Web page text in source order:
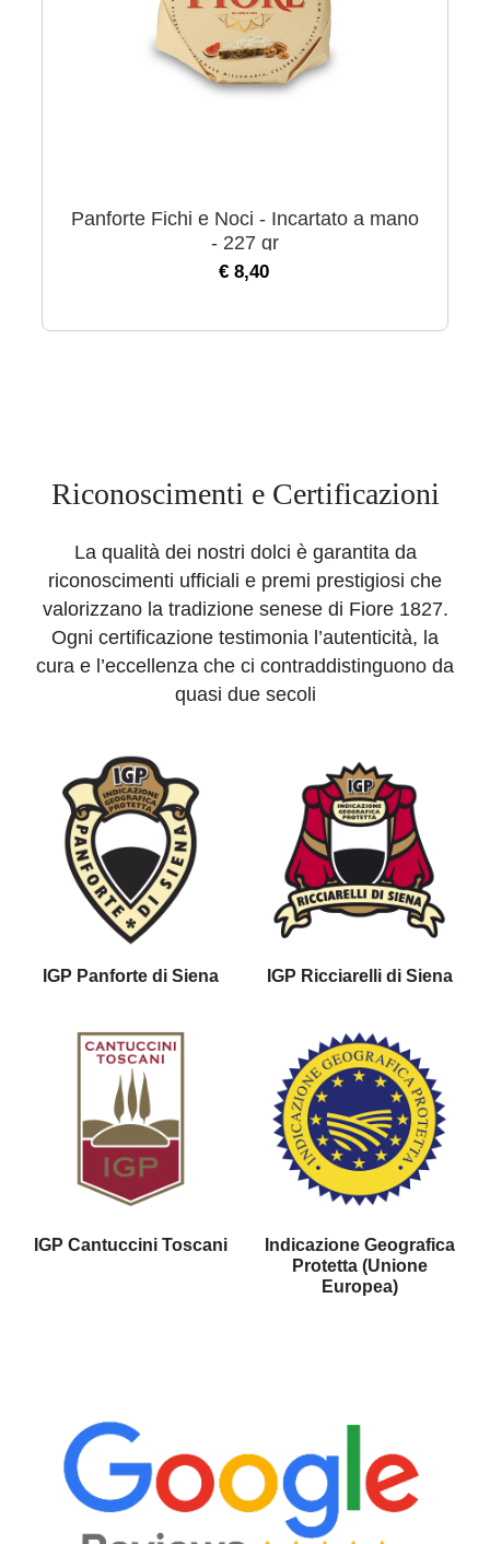
Panforte Fichi e Noci - Incartato a mano
- 227 gr
€ 8,40
Riconoscimenti e Certificazioni
La qualità dei nostri dolci è garantita da
riconoscimenti ufficiali e premi prestigiosi che
valorizzano la tradizione senese di Fiore 1827.
Ogni certificazione testimonia l’autenticità, la
cura e l’eccellenza che ci contraddistinguono da
quasi due secoli
IGP Panforte di Siena IGP Ricciarelli di Siena
IGP Cantuccini Toscani
Indicazione Geografica
Protetta (Unione
Europea)